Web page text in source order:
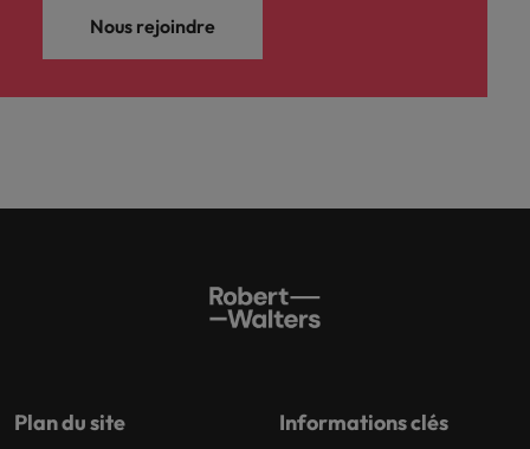
Nous rejoindre
Plan du site Informations clés